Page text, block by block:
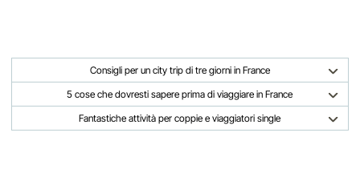
Consigli per un city trip di tre giorni in France
5 cose che dovresti sapere prima di viaggiare in France
Fantastiche attività per coppie e viaggiatori single